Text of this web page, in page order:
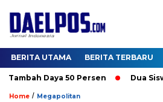
BERITA UTAMA BERITA TERBARU
Daya 50 Persen Dua
Home / Megapolitan